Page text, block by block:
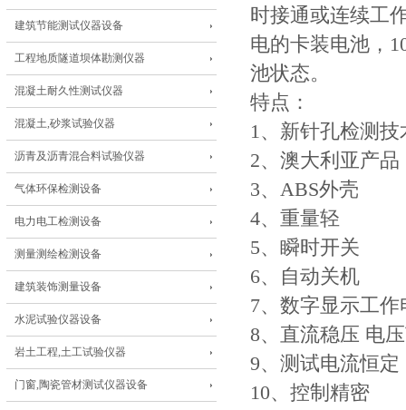
建筑节能测试仪器设备
工程地质隧道坝体勘测仪器
混凝土耐久性测试仪器
混凝土,砂浆试验仪器
沥青及沥青混合料试验仪器
气体环保检测设备
电力电工检测设备
测量测绘检测设备
建筑装饰测量设备
水泥试验仪器设备
岩土工程,土工试验仪器
门窗,陶瓷管材测试仪器设备
时接通或连续工
电的卡装电池，
池状态。
特点：
1、新针孔检测技
2、澳大利亚产品
3、ABS外壳
4、重量轻
5、瞬时开关
6、自动关机
7、数字显示工
8、直流稳压 电
9、测试电流恒定
10、控制精密